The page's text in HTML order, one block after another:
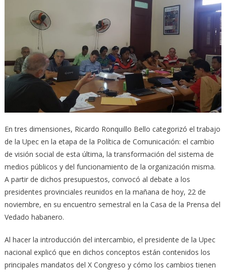
En tres dimensiones, Ricardo Ronquillo Bello categorizó el trabajo
de la Upec en la etapa de la Política de Comunicación: el cambio
de visión social de esta última, la transformación del sistema de
medios públicos y del funcionamiento de la organización misma.
A partir de dichos presupuestos, convocó al debate a los
presidentes provinciales reunidos en la mañana de hoy, 22 de
noviembre, en su encuentro semestral en la Casa de la Prensa del
Vedado habanero.
Al hacer la introducción del intercambio, el presidente de la Upec
nacional explicó que en dichos conceptos están contenidos los
principales mandatos del X Congreso y cómo los cambios tienen